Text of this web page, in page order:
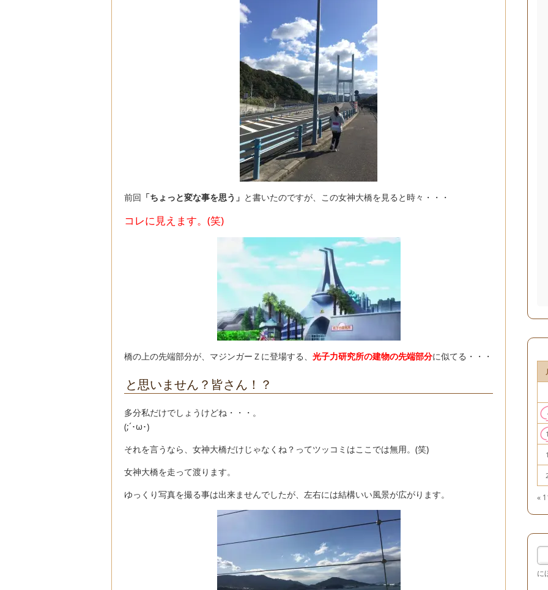
前回 「ちょっと変な事を思う」 と書いたのですが、この女神大橋を見ると時々・・・
コレに見えます。(笑)
橋の上の先端部分が、マジンガーＺに登場する、 光子力研究所の建物の先端部分に似てる・・・
と思いません？皆さん！？
多分私だけでしょうけどね・・・。
(;´･ω･)
それを言うなら、女神大橋だけじゃなくね？ってツッコミはここでは無用。(笑)
女神大橋を走って渡ります。
ゆっくり写真を撮る事は出来ませんでしたが、左右には結構いい風景が広がります。
«
に